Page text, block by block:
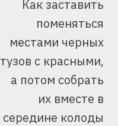
Как заставить
поменяться
местами черных
тузов с красными,
а потом собрать
их вместе в
середине колоды